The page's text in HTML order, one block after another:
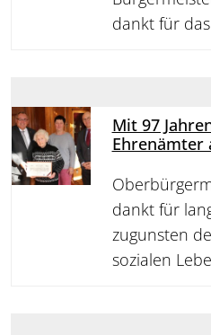
dankt für
Mit 97
Ehrenämter
dankt für
zugunsten
sozialen